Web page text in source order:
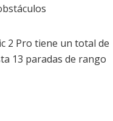
2 Pro tiene un total de
13 paradas de rango